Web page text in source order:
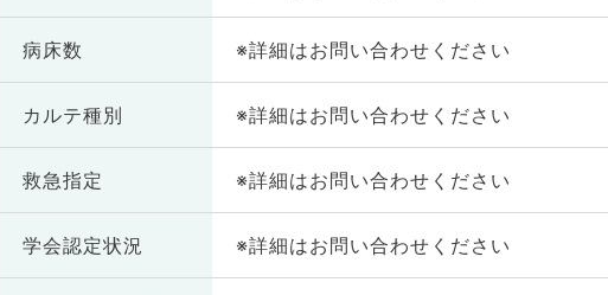
病床数 ※詳細はお問い合わせください
カルテ種別 ※詳細はお問い合わせください
救急指定 ※詳細はお問い合わせください
学会認定状況 ※詳細はお問い合わせください